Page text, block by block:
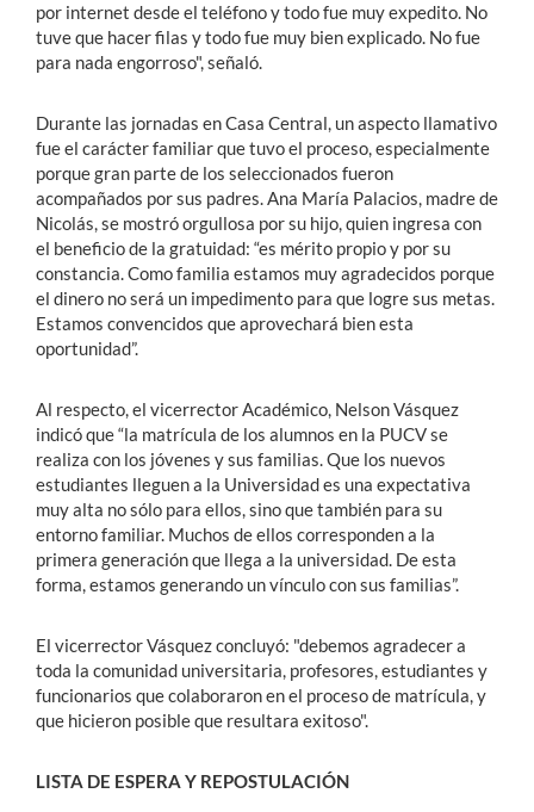
por internet desde el teléfono y todo fue muy expedito. No
tuve que hacer filas y todo fue muy bien explicado. No fue
para nada engorroso", señaló.
Durante las jornadas en Casa Central, un aspecto llamativo
fue el carácter familiar que tuvo el proceso, especialmente
porque gran parte de los seleccionados fueron
acompañados por sus padres. Ana María Palacios, madre de
Nicolás, se mostró orgullosa por su hijo, quien ingresa con
el beneficio de la gratuidad: “es mérito propio y por su
constancia. Como familia estamos muy agradecidos porque
el dinero no será un impedimento para que logre sus metas.
Estamos convencidos que aprovechará bien esta
oportunidad”.
Al respecto, el vicerrector Académico, Nelson Vásquez
indicó que “la matrícula de los alumnos en la PUCV se
realiza con los jóvenes y sus familias. Que los nuevos
estudiantes lleguen a la Universidad es una expectativa
muy alta no sólo para ellos, sino que también para su
entorno familiar. Muchos de ellos corresponden a la
primera generación que llega a la universidad. De esta
forma, estamos generando un vínculo con sus familias”.
El vicerrector Vásquez concluyó: "debemos agradecer a
toda la comunidad universitaria, profesores, estudiantes y
funcionarios que colaboraron en el proceso de matrícula, y
que hicieron posible que resultara exitoso".
LISTA DE ESPERA Y REPOSTULACIÓN